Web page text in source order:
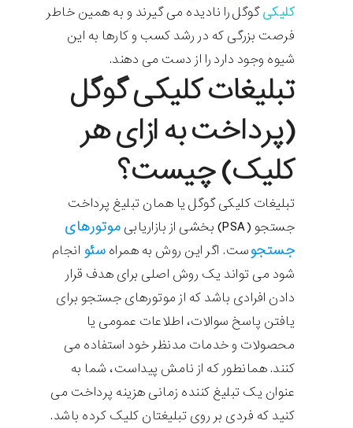
کلیکیگوگل را نادیده می گیرند و به همین خاطر
فرصت بزرگی که در رشد کسب و کارها به این
شیوه وجود دارد را از دست می دهند.
تبلیغات کلیکی گوگل
(پرداخت به ازای هر
کلیک) چیست؟
تبلیغات کلیکی گوگل یا همان تبلیغ پرداخت
جستجو (PSA) بخشی از بازاریابی
موتورهای
جستجوست. اگر این روش به همراه سئو انجام
شود می تواند یک روش اصلی برای هدف قرار
دادن افرادی باشد که از موتورهای جستجو برای
یافتن پاسخ سوالات، اطلاعات عمومی یا
محصولات و خدمات مدنظر خود استفاده می
کنند. همانطور که از نامش پیداست، شما به
عنوان یک تبلیغ کننده زمانی هزینه پرداخت می
کنید که فردی بر روی تبلیغتان کلیک کرده باشد.